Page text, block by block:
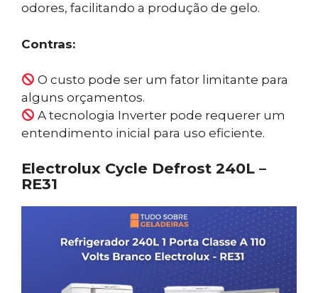
odores, facilitando a produção de gelo.
Contras:
O custo pode ser um fator limitante para
alguns orçamentos.
A tecnologia Inverter pode requerer um
entendimento inicial para uso eficiente.
Electrolux Cycle Defrost 240L –
RE31